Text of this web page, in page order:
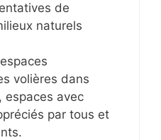
de
naturels
volières dans
espaces avec
par tous et